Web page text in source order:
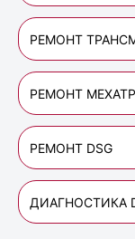
РЕМОНТ
РЕМОНТ
РЕМОНТ DSG
ДИАГНОСТИКА